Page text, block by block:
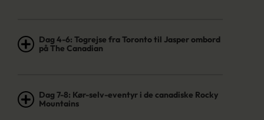
Dag 4-6: Togrejse fra Toronto til Jasper ombord
på The Canadian
Dag 7-8: Kør-selv-eventyr i de canadiske Rocky
Mountains